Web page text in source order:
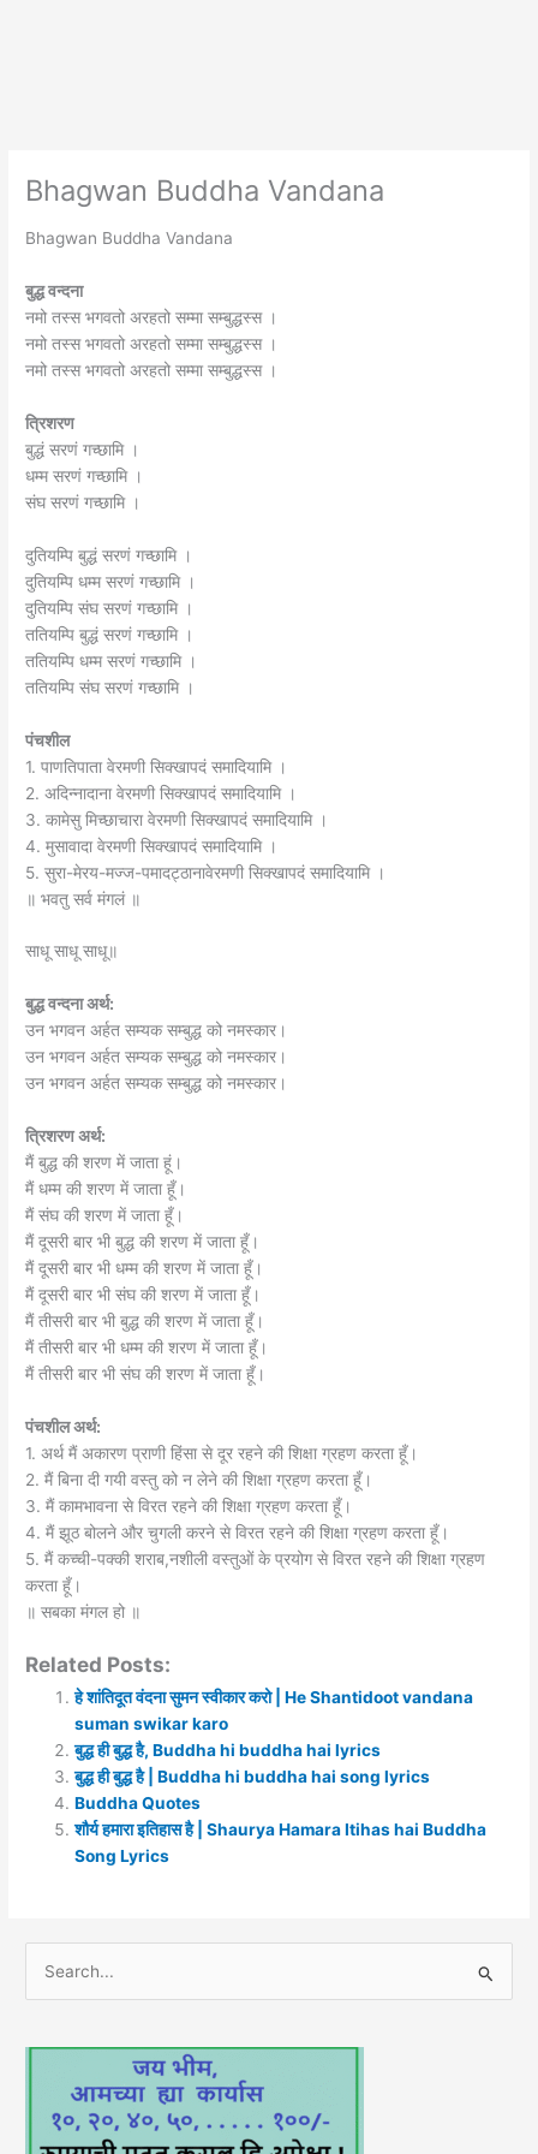
Bhagwan Buddha Vandana
Bhagwan Buddha Vandana
बुद्ध वन्दना
नमो तस्स भगवतो अरहतो सम्मा सम्बुद्धस्स ।
नमो तस्स भगवतो अरहतो सम्मा सम्बुद्धस्स ।
नमो तस्स भगवतो अरहतो सम्मा सम्बुद्धस्स ।
त्रिशरण
बुद्धं सरणं गच्छामि ।
धम्म सरणं गच्छामि ।
संघ सरणं गच्छामि ।
दुतियम्पि बुद्धं सरणं गच्छामि ।
दुतियम्पि धम्म सरणं गच्छामि ।
दुतियम्पि संघ सरणं गच्छामि ।
ततियम्पि बुद्धं सरणं गच्छामि ।
ततियम्पि धम्म सरणं गच्छामि ।
ततियम्पि संघ सरणं गच्छामि ।
पंचशील
1. पाणतिपाता वेरमणी सिक्खापदं समादियामि ।
2. अदिन्नादाना वेरमणी सिक्खापदं समादियामि ।
3. कामेसु मिच्छाचारा वेरमणी सिक्खापदं समादियामि ।
4. मुसावादा वेरमणी सिक्खापदं समादियामि ।
5. सुरा-मेरय-मज्ज-पमादट्ठानावेरमणी सिक्खापदं समादियामि ।
॥ भवतु सर्व मंगलं ॥
साधू साधू साधू॥
बुद्ध वन्दना अर्थ:
उन भगवन अर्हत सम्यक सम्बुद्ध को नमस्कार।
उन भगवन अर्हत सम्यक सम्बुद्ध को नमस्कार।
उन भगवन अर्हत सम्यक सम्बुद्ध को नमस्कार।
त्रिशरण अर्थ:
मैं बुद्ध की शरण में जाता हूं।
मैं धम्म की शरण में जाता हूँ।
मैं संघ की शरण में जाता हूँ।
मैं दूसरी बार भी बुद्ध की शरण में जाता हूँ।
मैं दूसरी बार भी धम्म की शरण में जाता हूँ।
मैं दूसरी बार भी संघ की शरण में जाता हूँ।
मैं तीसरी बार भी बुद्ध की शरण में जाता हूँ।
मैं तीसरी बार भी धम्म की शरण में जाता हूँ।
मैं तीसरी बार भी संघ की शरण में जाता हूँ।
पंचशील अर्थ:
1. अर्थ मैं अकारण प्राणी हिंसा से दूर रहने की शिक्षा ग्रहण करता हूँ।
2. मैं बिना दी गयी वस्तु को न लेने की शिक्षा ग्रहण करता हूँ।
3. मैं कामभावना से विरत रहने की शिक्षा ग्रहण करता हूँ।
4. मैं झूठ बोलने और चुगली करने से विरत रहने की शिक्षा ग्रहण करता हूँ।
5. मैं कच्ची-पक्की शराब,नशीली वस्तुओं के प्रयोग से विरत रहने की शिक्षा ग्रहण
करता हूँ।
॥ सबका मंगल हो ॥
Related Posts:
हे शांतिदूत वंदना सुमन स्वीकार करो | He Shantidoot vandana
suman swikar karo
बुद्ध ही बुद्ध है, Buddha hi buddha hai lyrics
बुद्ध ही बुद्ध है | Buddha hi buddha hai song lyrics
Buddha Quotes
शौर्य हमारा इतिहास है | Shaurya Hamara Itihas hai Buddha
Song Lyrics